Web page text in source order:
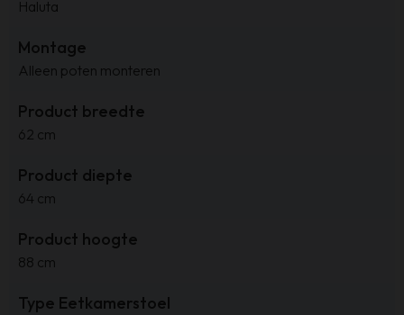
Haluta
Montage
Alleen poten monteren
Product breedte
62 cm
Product diepte
64 cm
Product hoogte
88 cm
Type Eetkamerstoel